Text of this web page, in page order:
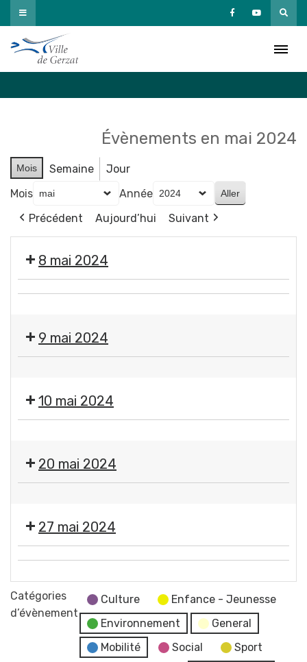
Passer
au
contenu
Évènements en mai 2024
Mois Semaine
Jour
Mois
Année
Précédent
Aujourd’hui Suivant
8 mai 2024
❌
des
services
commémorative
de
Victoire
1945
Place
9 mai 2024
des
services
10 mai 2024
des
services
20 mai 2024
des
services
27 mai 2024
Moment
France
Services
"Les
Réunion
du
Catégories
d’évènement
Culture
Enfance - Jeunesse
Environnement
General
Mobilité
Social
Sport